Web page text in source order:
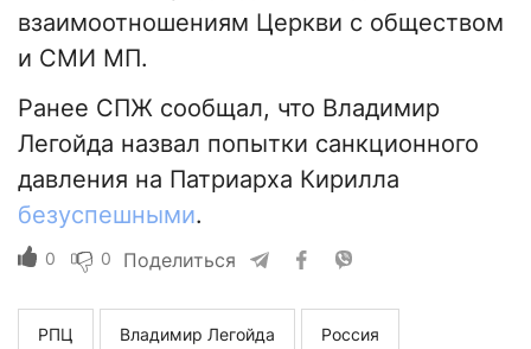
взаимоотношениям Церкви с обществом
и СМИ МП.
Ранее СПЖ сообщал, что Владимир
Легойда назвал попытки санкционного
давления на Патриарха Кирилла
безуспешными.
0 0 Поделиться
РПЦ Владимир Легойда Россия